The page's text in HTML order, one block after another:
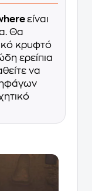
είναι
Θα
κρυφτό
ερείπια
να